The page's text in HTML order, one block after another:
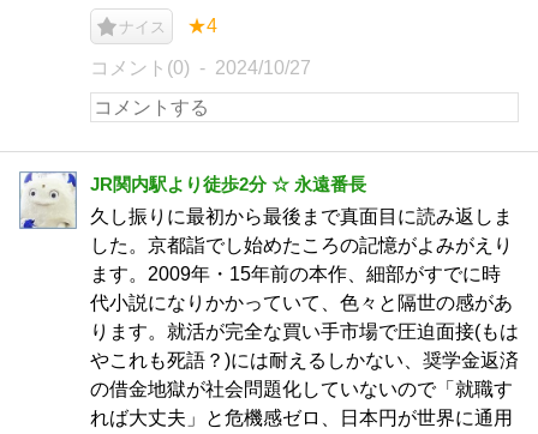
ナイス ★4
コメント(0) 2024/10/27
JR関内駅より徒歩2分 ☆ 永遠番長
久し振りに最初から最後まで真面目に読み返しま
した。京都詣でし始めたころの記憶がよみがえり
ます。2009年・15年前の本作、細部がすでに時
代小説になりかかっていて、色々と隔世の感があ
ります。就活が完全な買い手市場で圧迫面接(もは
やこれも死語？)には耐えるしかない、奨学金返済
の借金地獄が社会問題化していないので「就職す
れば大丈夫」と危機感ゼロ、日本円が世界に通用